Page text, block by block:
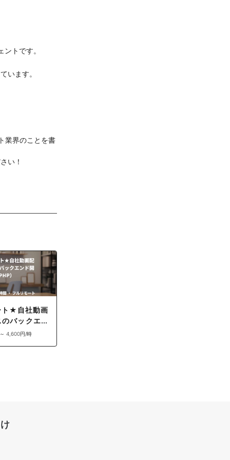
トです。
います。
業界のことを書
い！
★自社動画
バックエン
4,600円/時